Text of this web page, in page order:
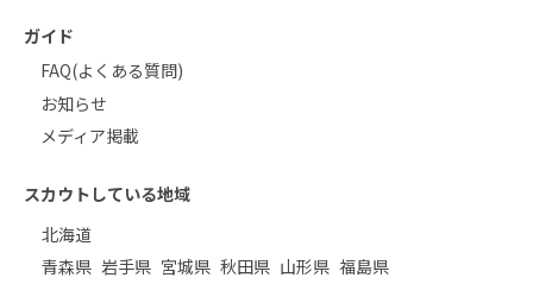
ガイド
FAQ(よくある質問)
お知らせ
メディア掲載
スカウトしている地域
北海道
青森県 岩手県 宮城県 秋田県 山形県 福島県